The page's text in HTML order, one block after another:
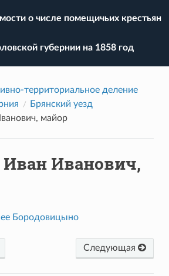
о числе помещичьих крестьян
губернии на 1858 год
территориальное деление
Брянский уезд
майор
Иванович,
Бородовицыно
Следующая